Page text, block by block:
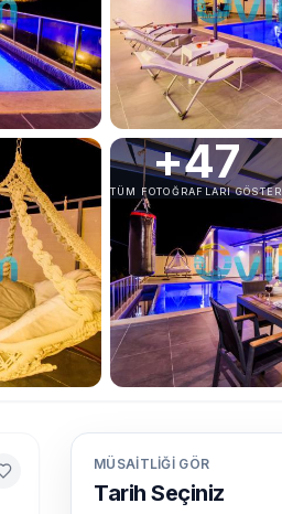
+47
TÜM FOTOĞRAFLARI GÖSTER
MÜSAITLIĞI GÖR
Tarih Seçiniz